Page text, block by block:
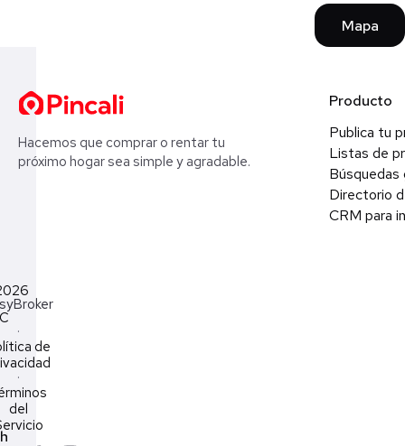
Mapa
Hacemos que comprar o rentar tu
próximo hogar sea simple y agradable.
Producto
Publica tu
Listas de
Búsquedas
Directorio
CRM para
·
de
·
del